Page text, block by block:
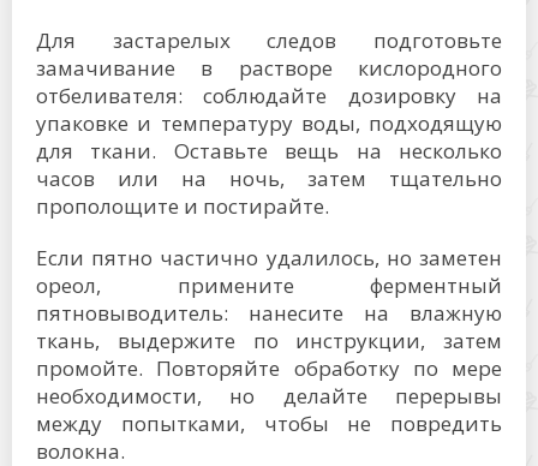
Для застарелых следов подготовьте
замачивание в растворе кислородного
отбеливателя: соблюдайте дозировку на
упаковке и температуру воды, подходящую
для ткани. Оставьте вещь на несколько
часов или на ночь, затем тщательно
прополощите и постирайте.
Если пятно частично удалилось, но заметен
ореол, примените ферментный
пятновыводитель: нанесите на влажную
ткань, выдержите по инструкции, затем
промойте. Повторяйте обработку по мере
необходимости, но делайте перерывы
между попытками, чтобы не повредить
волокна.